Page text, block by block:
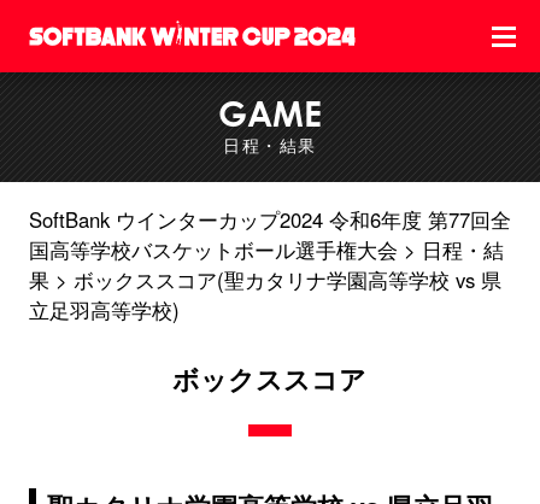
GAME
日程・結果
SoftBank ウインターカップ2024 令和6年度 第77回全
国高等学校バスケットボール選手権大会
日程・結
果
ボックススコア(聖カタリナ学園高等学校 vs 県
立足羽高等学校)
ボックススコア